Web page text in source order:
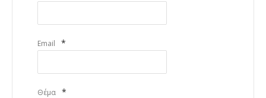
Email *
Θέμα *